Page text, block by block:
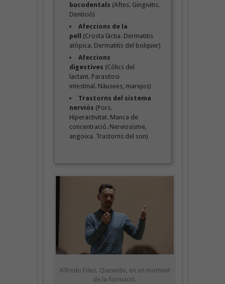
bucodentals (Aftes. Gingivitis.
Dentició)
Afeccions de la
pell (Crosta làctia. Dermatitis
atòpica. Dermatitis del bolquer)
Afeccions
digestives (Còlics del
lactant. Parasitosi
intestinal. Nàusees, marejos)
Trastorns del sistema
nerviós (Pors.
Hiperactivitat. Manca de
concentració. Nerviosisme,
angoixa. Trastorns del son)
Alfredo Fdez. Quevedo, en un moment
de la formació.